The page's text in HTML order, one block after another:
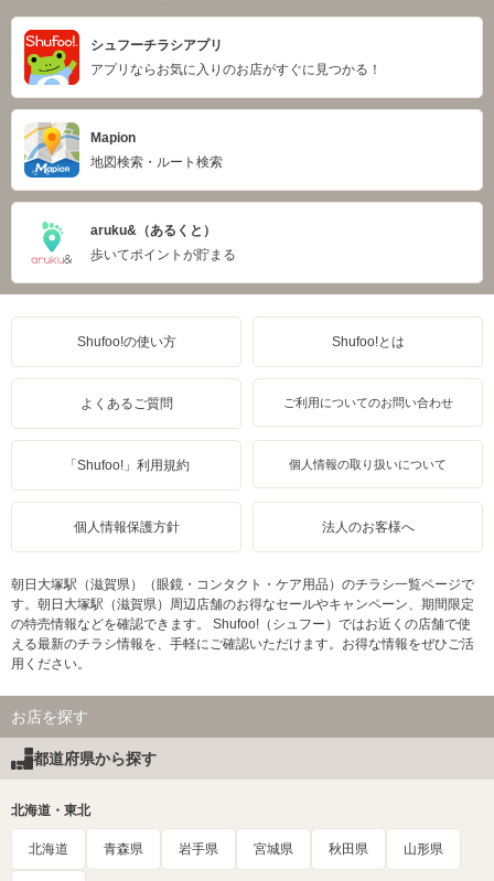
シュフーチラシアプリ
アプリならお気に入りのお店がすぐに見つかる！
Mapion
地図検索・ルート検索
aruku&（あるくと）
歩いてポイントが貯まる
Shufoo!の使い方 Shufoo!とは
よくあるご質問 ご利用についてのお問い合わせ
「Shufoo!」利用規約 個人情報の取り扱いについて
個人情報保護方針 法人のお客様へ
朝日大塚駅（滋賀県）（眼鏡・コンタクト・ケア用品）のチラシ一覧ページで
す。朝日大塚駅（滋賀県）周辺店舗のお得なセールやキャンペーン、期間限定
の特売情報などを確認できます。 Shufoo!（シュフー）ではお近くの店舗で使
える最新のチラシ情報を、手軽にご確認いただけます。お得な情報をぜひご活
用ください。
お店を探す
都道府県から探す
北海道・東北
北海道 青森県 岩手県 宮城県 秋田県 山形県